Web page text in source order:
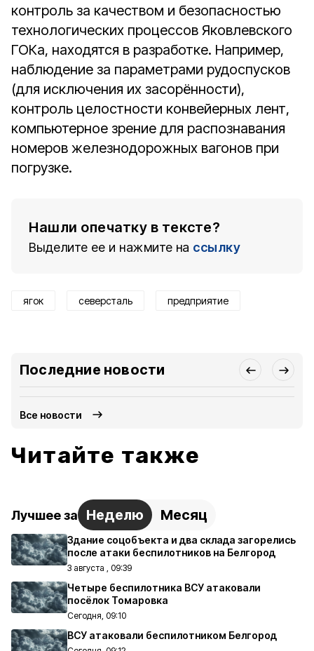
контроль за качеством и безопасностью
технологических процессов Яковлевского
ГОКа, находятся в разработке. Например,
наблюдение за параметрами рудоспусков
(для исключения их засорённости),
контроль целостности конвейерных лент,
компьютерное зрение для распознавания
номеров железнодорожных вагонов при
погрузке.
Нашли опечатку в тексте?
Выделите ее и нажмите на ссылку
ягок северсталь предприятие
Последние новости
Все новости
Читайте также
Лучшее за Неделю Месяц
Здание соцобъекта и два склада загорелись
после атаки беспилотников на Белгород
3 августа , 09:39
Четыре беспилотника ВСУ атаковали
посёлок Томаровка
Сегодня, 09:10
ВСУ атаковали беспилотником Белгород